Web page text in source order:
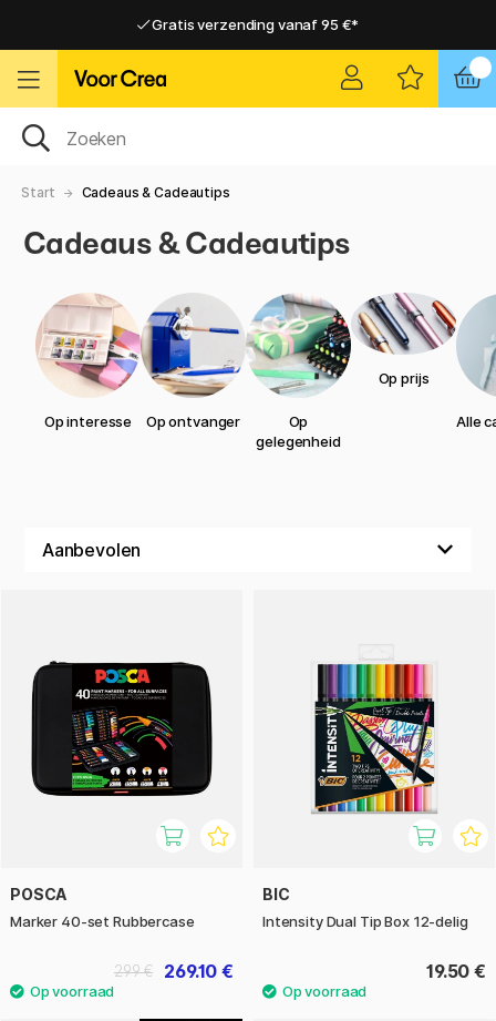
Gratis verzending vanaf 95 €*
Gratis verzending vanaf 95 €*
Start Cadeaus & Cadeautips
Cadeaus & Cadeautips
Op interesse Op ontvanger
Op
gelegenheid
Op prijs
Alle
POSCA
Marker 40-set Rubbercase
269.10 €
299 €
BIC
Intensity Dual Tip Box 12-delig
19.50 €